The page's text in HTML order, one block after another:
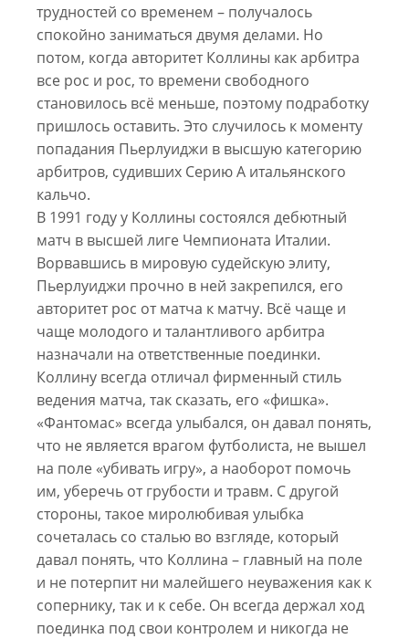
трудностей со временем – получалось
спокойно заниматься двумя делами. Но
потом, когда авторитет Коллины как арбитра
все рос и рос, то времени свободного
становилось всё меньше, поэтому подработку
пришлось оставить. Это случилось к моменту
попадания Пьерлуиджи в высшую категорию
арбитров, судивших Серию А итальянского
кальчо.
В 1991 году у Коллины состоялся дебютный
матч в высшей лиге Чемпионата Италии.
Ворвавшись в мировую судейскую элиту,
Пьерлуиджи прочно в ней закрепился, его
авторитет рос от матча к матчу. Всё чаще и
чаще молодого и талантливого арбитра
назначали на ответственные поединки.
Коллину всегда отличал фирменный стиль
ведения матча, так сказать, его «фишка».
«Фантомас» всегда улыбался, он давал понять,
что не является врагом футболиста, не вышел
на поле «убивать игру», а наоборот помочь
им, уберечь от грубости и травм. С другой
стороны, такое миролюбивая улыбка
сочеталась со сталью во взгляде, который
давал понять, что Коллина – главный на поле
и не потерпит ни малейшего неуважения как к
сопернику, так и к себе. Он всегда держал ход
поединка под свои контролем и никогда не